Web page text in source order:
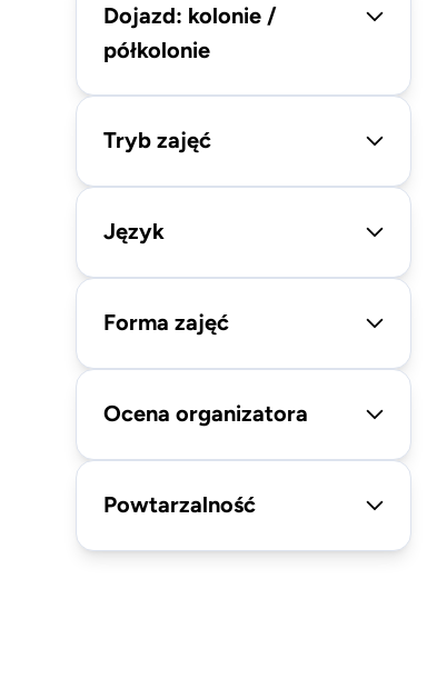
Dojazd: kolonie /
półkolonie
Tryb zajęć
Język
Forma zajęć
Ocena organizatora
Powtarzalność